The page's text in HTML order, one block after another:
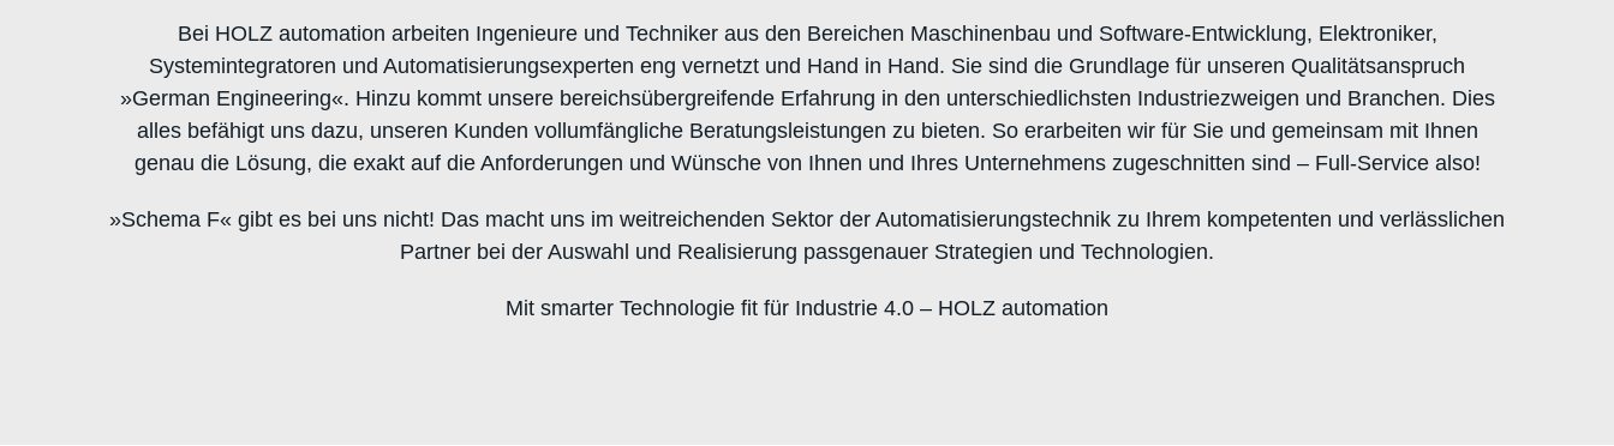
Bei HOLZ automation arbeiten Ingenieure und Techniker aus den Bereichen Maschinenbau und Software-Entwicklung, Elektroniker,
Systemintegratoren und Automatisierungsexperten eng vernetzt und Hand in Hand. Sie sind die Grundlage für unseren Qualitätsanspruch
»German Engineering«. Hinzu kommt unsere bereichsübergreifende Erfahrung in den unterschiedlichsten Industriezweigen und Branchen. Dies
alles befähigt uns dazu, unseren Kunden vollumfängliche Beratungsleistungen zu bieten. So erarbeiten wir für Sie und gemeinsam mit Ihnen
genau die Lösung, die exakt auf die Anforderungen und Wünsche von Ihnen und Ihres Unternehmens zugeschnitten sind – Full-Service also!
»Schema F« gibt es bei uns nicht! Das macht uns im weitreichenden Sektor der Automatisierungstechnik zu Ihrem kompetenten und verlässlichen
Partner bei der Auswahl und Realisierung passgenauer Strategien und Technologien.
Mit smarter Technologie fit für Industrie 4.0 – HOLZ automation